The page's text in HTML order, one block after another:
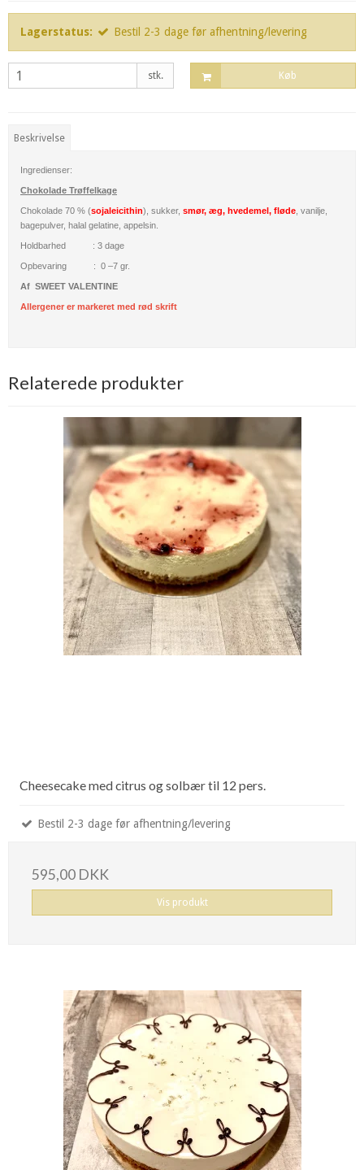
Lagerstatus: Bestil 2-3 dage før afhentning/levering
stk. Køb
Beskrivelse
Ingredienser:
Chokolade Trøffelkage
Chokolade 70 % (sojaleicithin), sukker, smør, æg, hvedemel, fløde , vanilje,
bagepulver, halal gelatine, appelsin.
Holdbarhed : 3 dage
Opbevaring : 0 –7 gr.
Af SWEET VALENTINE
Allergener er markeret med rød skrift
Relaterede produkter
Cheesecake med citrus og solbær til 12 pers.
Bestil 2-3 dage før afhentning/levering
595,00 DKK
Vis produkt